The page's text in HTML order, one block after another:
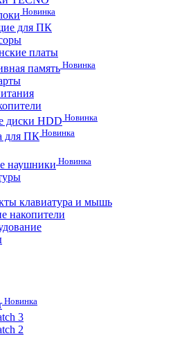
Новинка
для ПК
платы
память Новинка
диски HDD Новинка
для ПК Новинка
наушники Новинка
клавиатура и мышь
накопители
Новинка
3
2